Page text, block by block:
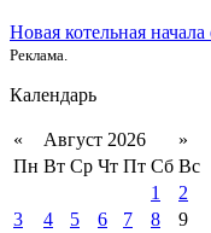
Новая котельная
Реклама.
Календарь
« Август 2026
»
Пн Вт Ср Чт Пт Сб Вс
1
2
3
4 5 6 7 8
9